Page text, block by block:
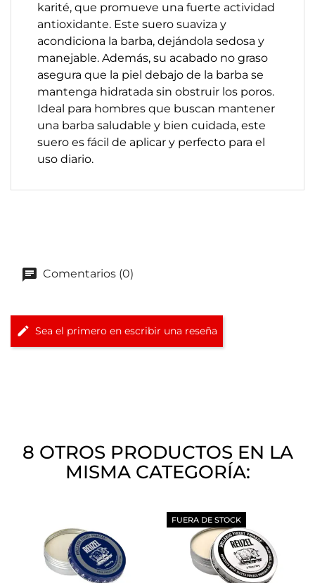
karité, que promueve una fuerte actividad
antioxidante. Este suero suaviza y
acondiciona la barba, dejándola sedosa y
manejable. Además, su acabado no graso
asegura que la piel debajo de la barba se
mantenga hidratada sin obstruir los poros.
Ideal para hombres que buscan mantener
una barba saludable y bien cuidada, este
suero es fácil de aplicar y perfecto para el
uso diario.
Comentarios (0)
Sea el primero en escribir una reseña
8 OTROS PRODUCTOS EN LA
MISMA CATEGORÍA:
FUERA DE STOCK